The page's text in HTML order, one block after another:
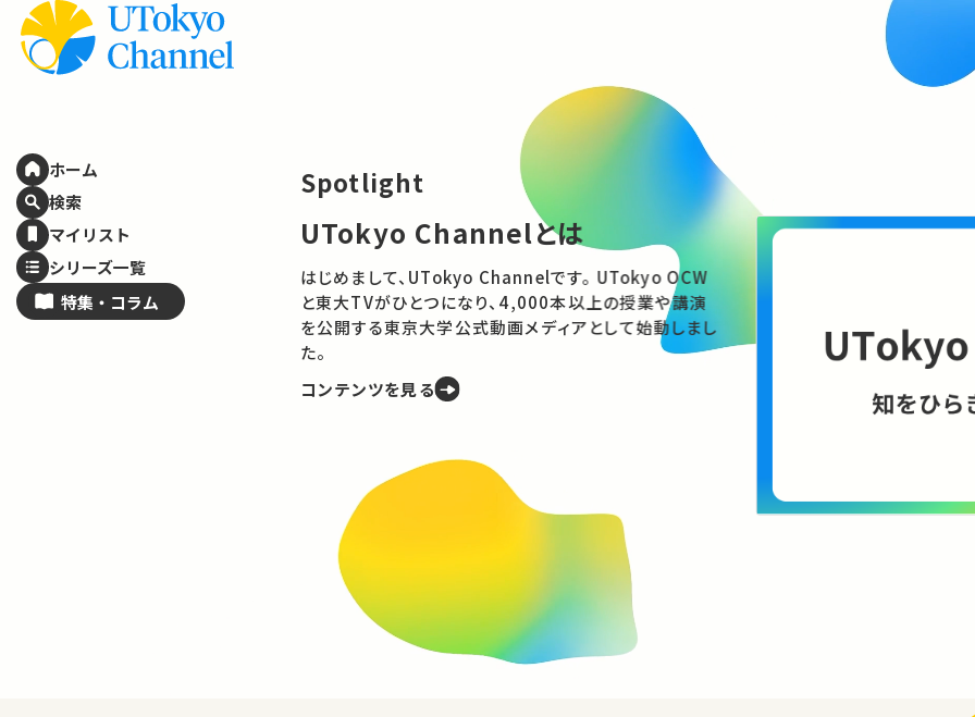
ホーム
検索
マイリスト
シリーズ一覧
特集・ コラム
Spotlight
UTokyo Channelとは
はじめまして、UTokyo Channelです。 UTokyo OCW
と東大TVがひとつになり、4,000本以上の授業や講演
を公開する東京大学公式動画メディアとして始動しまし
た。
コンテンツを見る